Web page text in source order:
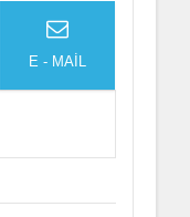
E - MAİL